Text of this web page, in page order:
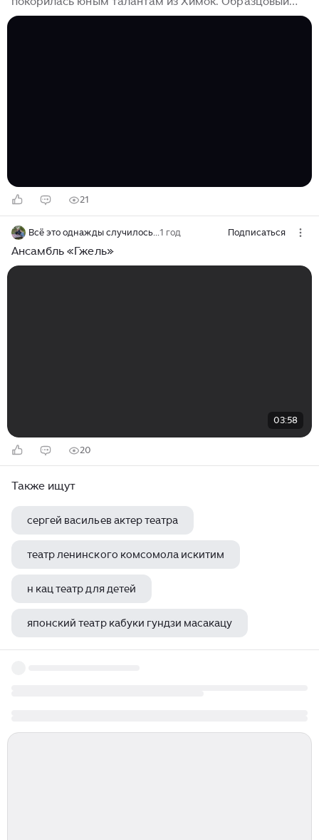
хореографический ансамбль «Юность» Центральной
21
Всё это однажды случилось...1 год Подписаться
Ансамбль «Гжель»
03:58
20
Также ищут
сергей васильев актер театра
театр ленинского комсомола искитим
н кац театр для детей
японский театр кабуки гундзи масакацу